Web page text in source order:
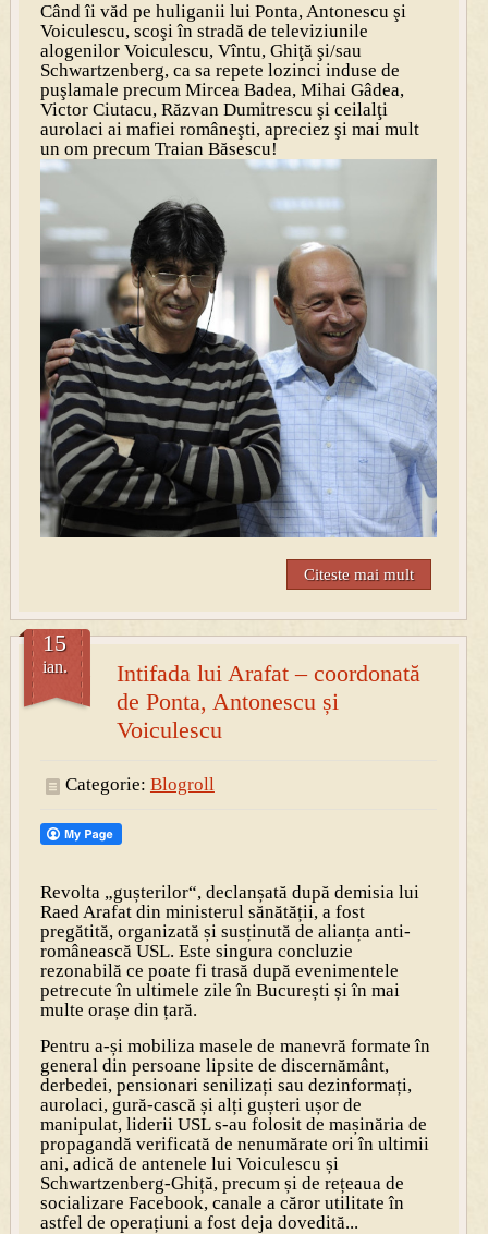
Când îi văd pe huliganii lui Ponta, Antonescu şi
Voiculescu, scoşi în stradă de televiziunile
alogenilor Voiculescu, Vîntu, Ghiţă şi/sau
Schwartzenberg, ca sa repete lozinci induse de
puşlamale precum Mircea Badea, Mihai Gâdea,
Victor Ciutacu, Răzvan Dumitrescu şi ceilalţi
aurolaci ai mafiei româneşti, apreciez şi mai mult
un om precum Traian Băsescu!
Citeste mai mult
Intifada lui Arafat – coordonată
de Ponta, Antonescu și
Voiculescu
15
ian.
Categorie: Blogroll
Revolta „gușterilor“, declanșată după demisia lui
Raed Arafat din ministerul sănătății, a fost
pregătită, organizată și susținută de alianța anti-
românească USL. Este singura concluzie
rezonabilă ce poate fi trasă după evenimentele
petrecute în ultimele zile în București și în mai
multe orașe din țară.
Pentru a-și mobiliza masele de manevră formate în
general din persoane lipsite de discernământ,
derbedei, pensionari senilizați sau dezinformați,
aurolaci, gură-cască și alți gușteri ușor de
manipulat, liderii USL s-au folosit de mașinăria de
propagandă verificată de nenumărate ori în ultimii
ani, adică de antenele lui Voiculescu și
Schwartzenberg-Ghiță, precum și de rețeaua de
socializare Facebook, canale a căror utilitate în
astfel de operațiuni a fost deja dovedită...